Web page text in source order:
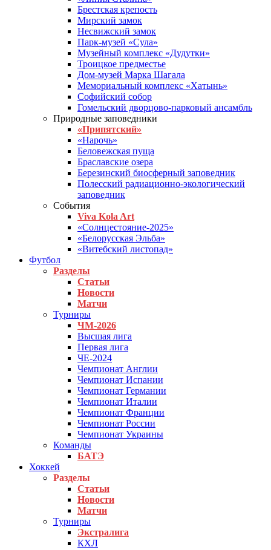
Брестская крепость
Мирский замок
Несвижский замок
Парк-музей «Сула»
Музейный комплекс «Дудутки»
Троицкое предместье
Дом-музей Марка Шагала
Мемориальный комплекс «Хатынь»
Софийский собор
Гомельский дворцово-парковый ансамбль
Природные заповедники
«Припятский»
«Нарочь»
Беловежская пуща
Браславские озера
Березинский биосферный заповедник
Полесский радиационно-экологический
заповедник
События
Viva Kola Art
«Солнцестояние-2025»
«Белорусская Эльба»
«Витебский листопад»
Футбол
Разделы
Статьи
Новости
Матчи
Турниры
ЧМ-2026
Высшая лига
Первая лига
ЧЕ-2024
Чемпионат Англии
Чемпионат Испании
Чемпионат Германии
Чемпионат Италии
Чемпионат Франции
Чемпионат России
Чемпионат Украины
Команды
БАТЭ
Хоккей
Разделы
Статьи
Новости
Матчи
Турниры
Экстралига
КХЛ